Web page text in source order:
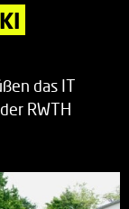
das IT
RWTH